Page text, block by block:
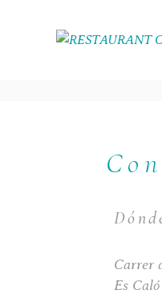
Carrer
Es